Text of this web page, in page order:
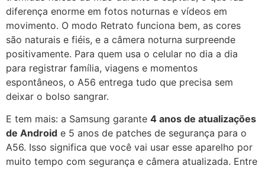
diferença enorme em fotos noturnas e vídeos em
movimento. O modo Retrato funciona bem, as cores
são naturais e fiéis, e a câmera noturna surpreende
positivamente. Para quem usa o celular no dia a dia
para registrar família, viagens e momentos
espontâneos, o A56 entrega tudo que precisa sem
deixar o bolso sangrar.
E tem mais: a Samsung garante 4 anos de atualizações
de Android e 5 anos de patches de segurança para o
A56. Isso significa que você vai usar esse aparelho por
muito tempo com segurança e câmera atualizada. Entre